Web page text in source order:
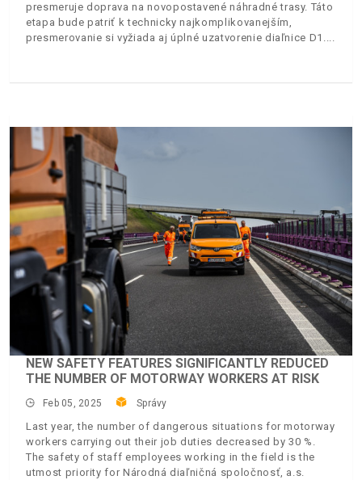
presmeruje doprava na novopostavené náhradné trasy. Táto
etapa bude patriť k technicky najkomplikovanejším,
presmerovanie si vyžiada aj úplné uzatvorenie diaľnice D1.
NEW SAFETY FEATURES SIGNIFICANTLY REDUCED
THE NUMBER OF MOTORWAY WORKERS AT RISK
Feb 05, 2025 Správy
Last year, the number of dangerous situations for motorway
workers carrying out their job duties decreased by 30 %.
The safety of staff employees working in the field is the
utmost priority for Národná diaľničná spoločnosť, a.s.